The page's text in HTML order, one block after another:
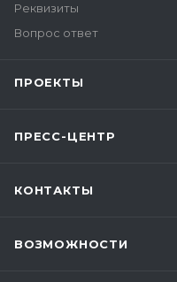
Реквизиты
Вопрос ответ
ПРОЕКТЫ
ПРЕСС-ЦЕНТР
КОНТАКТЫ
ВОЗМОЖНОСТИ